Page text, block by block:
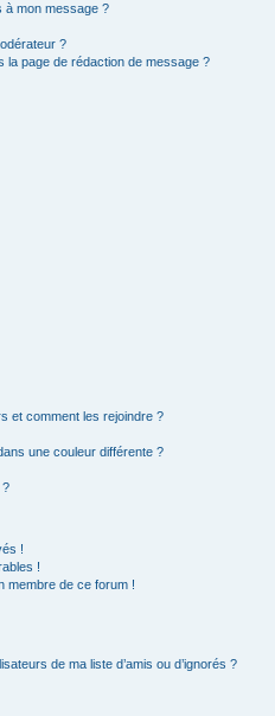
à mon message ?
?
la page de rédaction de message ?
et comment les rejoindre ?
une couleur différente ?
?
!
!
membre de ce forum !
de ma liste d’amis ou d’ignorés ?